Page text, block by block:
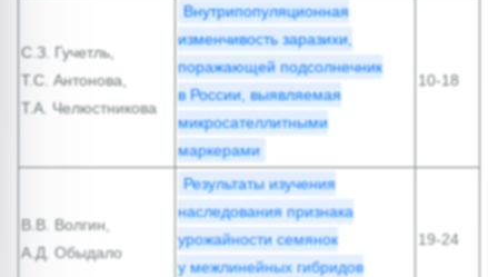
С.З. Гучетль,
Т.С. Антонова,
Т.А. Челюстникова
Внутрипопуляционная
изменчивость заразихи,
поражающей подсолнечник
в России, выявляемая
микросателлитными
маркерами
10-18
В.В. Волгин,
А.Д. Обыдало
Результаты изучения
наследования признака
урожайности семянок
у межлинейных гибридов
19-24